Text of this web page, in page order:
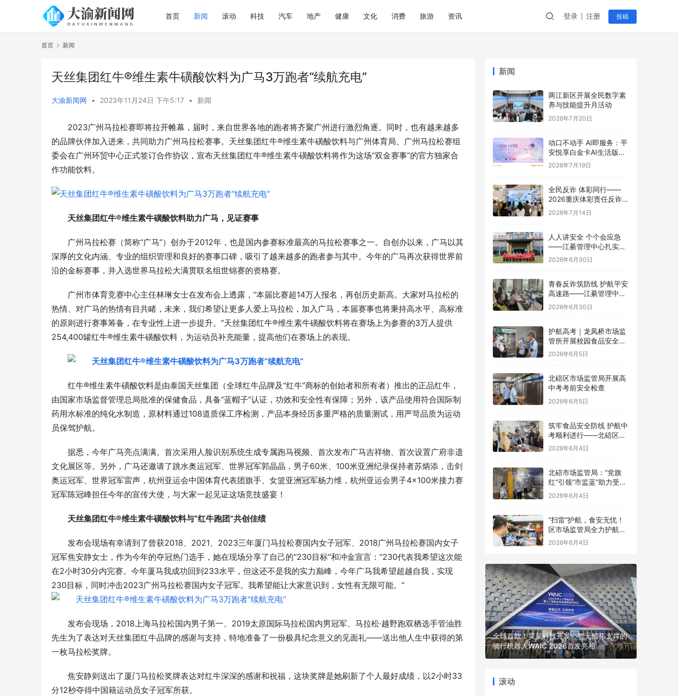
首页 新闻 滚动 科技 汽车 地产 健康 文化 消费 旅游 资讯 登录 注册 投稿
首页 新闻
天丝集团红牛®维生素牛磺酸饮料为广马3万跑者“续航充电”
大渝新闻网 • 2023年11月24日 下午5:17 • 新闻
2023广州马拉松赛即将拉开帷幕，届时，来自世界各地的跑者将齐聚广州进行激烈角逐。同时，也有越来越多
的品牌伙伴加入进来，共同助力广州马拉松赛事。天丝集团红牛®维生素牛磺酸饮料与广州体育局、广州马拉松赛组
委会在广州环贸中心正式签订合作协议，宣布天丝集团红牛®维生素牛磺酸饮料将作为这场“双金赛事”的官方独家合
作功能饮料。
天丝集团红牛®维生素牛磺酸饮料助力广马，见证赛事
广州马拉松赛（简称“广马”）创办于2012年，也是国内参赛标准最高的马拉松赛事之一。自创办以来，广马以其
深厚的文化内涵、专业的组织管理和良好的赛事口碑，吸引了越来越多的跑者参与其中。今年的广马再次获得世界前
沿的金标赛事，并入选世界马拉松大满贯联名组世锦赛的资格赛。
广州市体育竞赛中心主任林琳女士在发布会上透露，“本届比赛超14万人报名，再创历史新高。大家对马拉松的
热情、对广马的热情有目共睹，未来，我们希望让更多人爱上马拉松，加入广马，本届赛事也将秉持高水平、高标准
的原则进行赛事筹备，在专业性上进一步提升。”天丝集团红牛®维生素牛磺酸饮料将在赛场上为参赛的3万人提供
254,400罐红牛®维生素牛磺酸饮料，为运动员补充能量，提高他们在赛场上的表现。
红牛®维生素牛磺酸饮料是由泰国天丝集团（全球红牛品牌及“红牛”商标的创始者和所有者）推出的正品红牛，
由国家市场监督管理总局批准的保健食品，具备“蓝帽子”认证，功效和安全性有保障；另外，该产品使用符合国际制
药用水标准的纯化水制造，原材料通过108道质保工序检测，产品本身经历多重严格的质量测试，用严苛品质为运动
员保驾护航。
据悉，今年广马亮点满满。首次采用人脸识别系统生成专属跑马视频、首次发布广马吉祥物、首次设置广府非遗
文化展区等。另外，广马还邀请了跳水奥运冠军、世界冠军郭晶晶，男子60米、100米亚洲纪录保持者苏炳添，击剑
奥运冠军、世界冠军雷声，杭州亚运会中国体育代表团旗手、女篮亚洲冠军杨力维，杭州亚运会男子4×100米接力赛
冠军陈冠峰担任今年的宣传大使，与大家一起见证这场竞技盛宴！
天丝集团红牛®维生素牛磺酸饮料与“红牛跑团”共创佳绩
发布会现场有幸请到了曾获2018、2021、2023三年厦门马拉松赛国内女子冠军、2018广州马拉松赛国内女子
冠军焦安静女士，作为今年的夺冠热门选手，她在现场分享了自己的“230目标”和冲金宣言：“230代表我希望这次能
在2小时30分内完赛。今年厦马我成功回到233水平，但这还不是我的实力巅峰，今年广马我希望超越自我，实现
230目标，同时冲击2023广州马拉松赛国内女子冠军。我希望能让大家意识到，女性有无限可能。”
发布会现场，2018上海马拉松国内男子第一、2019太原国际马拉松国内男冠军、马拉松·越野跑双栖选手管油胜
先生为了表达对天丝集团红牛品牌的感谢与支持，特地准备了一份极具纪念意义的见面礼——送出他人生中获得的第
一枚马拉松奖牌。
焦安静则送出了厦门马拉松奖牌表达对红牛深深的感谢和祝福，这块奖牌是她刷新了个人最好成绩，以2小时33
分12秒夺得中国籍运动员女子冠军所获。
新闻
两江新区开展全民数字素
养与技能提升月活动
2026年7月20日
动口不动手 AI即服务：平
安悦享白金卡AI生活版升
级用卡新体验
2026年7月19日
全民反诈 体彩同行——
2026重庆体彩责任反诈宣
传活动首站圆满举行
2026年7月14日
人人讲安全 个个会应急
——江綦管理中心扎实开
展2026年“安全生产月”系
列活动
2026年6月30日
青春反诈筑防线 护航平安
高速路——江綦管理中心
团支部开展反诈宣传活动
2026年6月30日
护航高考｜龙凤桥市场监
管所开展校园食品安全专
项检查
2026年6月5日
北碚区市场监管局开展高
中考考前安全检查
2026年6月5日
筑牢食品安全防线 护航中
考顺利进行——北碚区茨
竹镇开展华蓥中学中考考
点食品安全考前检查
2026年6月4日
北碚市场监管局：“党旗
红”引领“市监蓝”助力受灾
食品生产经营主体复工复
2026年6月4日
“扫雷”护航，食安无忧！
区市场监管局全力护航中
高考
2026年6月4日
：平安悦享白金卡AI生
筑牢安全发展屏障 护航高质量经营 渤海银
首个以国漫、活动、用户体验为核心的二次
全球首款！昊辰科技开发、智元酷拓支撑的
骑行机器人WAIC 2026首发亮相
两江新区开展全民数字素养与技能提升月活
动
滚动